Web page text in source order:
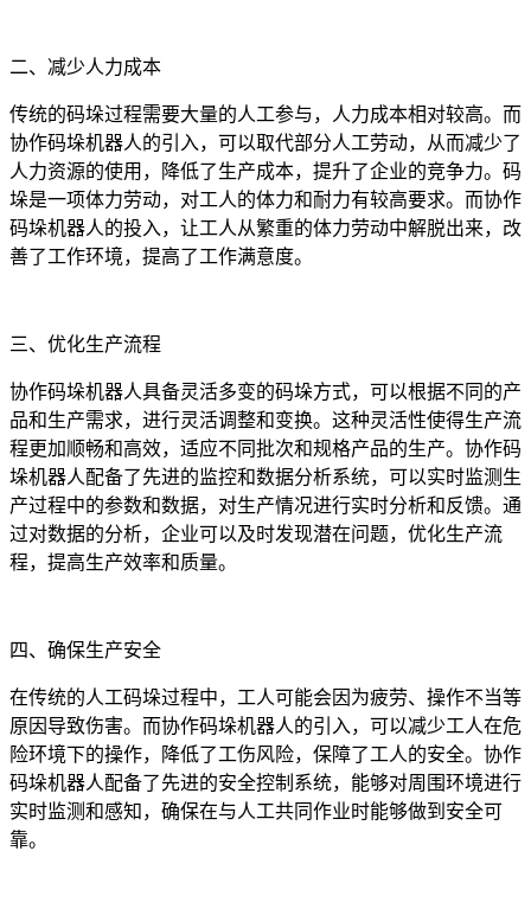
二、减少人力成本
传统的码垛过程需要大量的人工参与，人力成本相对较高。而
协作码垛机器人的引入，可以取代部分人工劳动，从而减少了
人力资源的使用，降低了生产成本，提升了企业的竞争力。码
垛是一项体力劳动，对工人的体力和耐力有较高要求。而协作
码垛机器人的投入，让工人从繁重的体力劳动中解脱出来，改
善了工作环境，提高了工作满意度。
三、优化生产流程
协作码垛机器人具备灵活多变的码垛方式，可以根据不同的产
品和生产需求，进行灵活调整和变换。这种灵活性使得生产流
程更加顺畅和高效，适应不同批次和规格产品的生产。协作码
垛机器人配备了先进的监控和数据分析系统，可以实时监测生
产过程中的参数和数据，对生产情况进行实时分析和反馈。通
过对数据的分析，企业可以及时发现潜在问题，优化生产流
程，提高生产效率和质量。
四、确保生产安全
在传统的人工码垛过程中，工人可能会因为疲劳、操作不当等
原因导致伤害。而协作码垛机器人的引入，可以减少工人在危
险环境下的操作，降低了工伤风险，保障了工人的安全。协作
码垛机器人配备了先进的安全控制系统，能够对周围环境进行
实时监测和感知，确保在与人工共同作业时能够做到安全可
靠。